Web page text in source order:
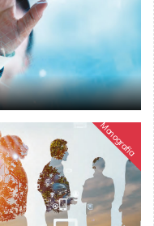
Monografia